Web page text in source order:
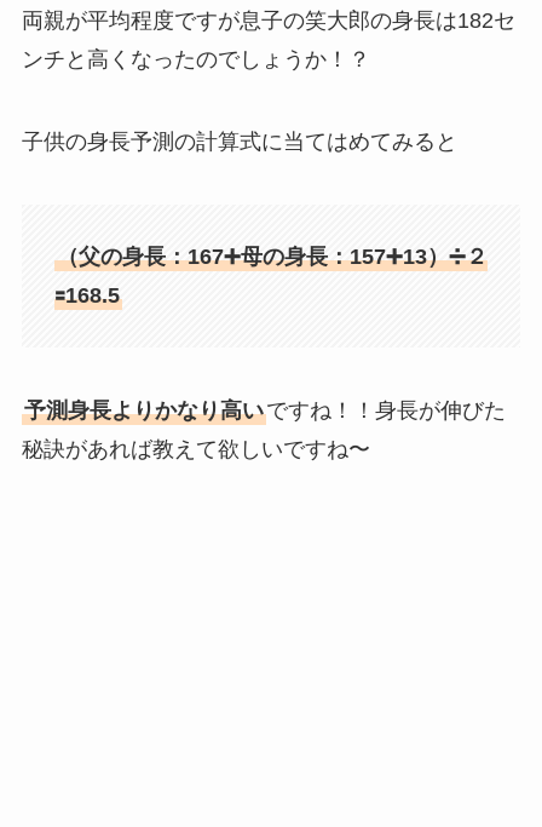
両親が平均程度ですが息子の笑大郎の身長は182セ
ンチと高くなったのでしょうか！？
子供の身長予測の計算式に当てはめてみると
（父の身長：167➕母の身長：157➕13）➗２
🟰168.5
予測身長よりかなり高いですね！！身長が伸びた
秘訣があれば教えて欲しいですね〜